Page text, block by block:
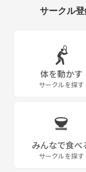
サークル
体を動かす
サークルを探す
みんなで食べ
サークルを探す